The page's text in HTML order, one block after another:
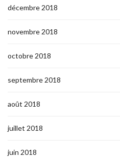
décembre 2018
novembre 2018
octobre 2018
septembre 2018
août 2018
juillet 2018
juin 2018